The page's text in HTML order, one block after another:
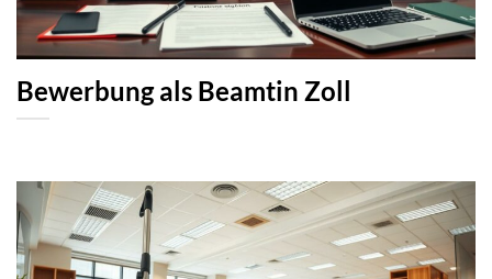
Bewerbung als Beamtin Zoll